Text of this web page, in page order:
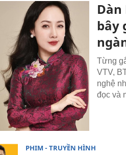
Dàn
bây
Từng
VTV,
nghệ
đọc và
PHIM - TRUYỀN HÌNH